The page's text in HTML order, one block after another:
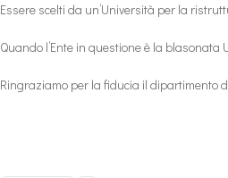
Essere scelti da un’Università per la
Quando l’Ente in questione è la
Ringraziamo per la fiducia il dipartimento